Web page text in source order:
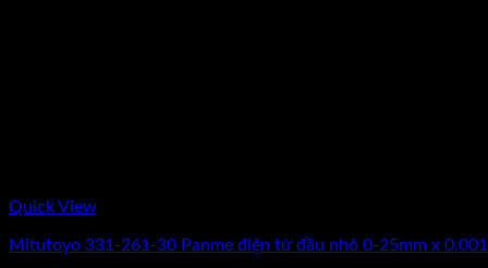
Quick View
Mitutoyo 331-261-30 Panme điện tử đầu nhỏ 0-25mm x